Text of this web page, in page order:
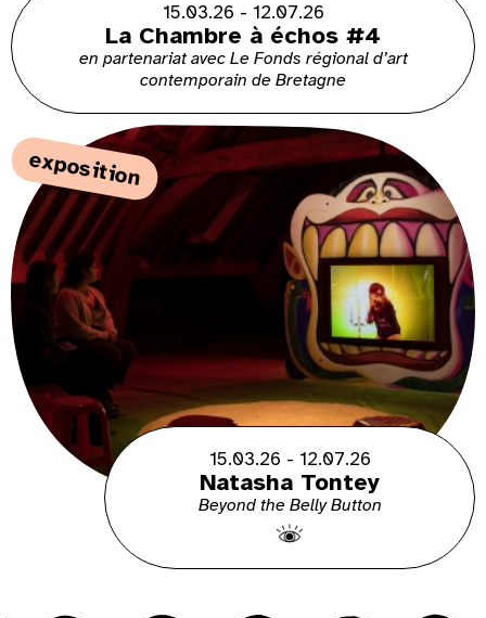
15.03.26 - 12.07.26
La Chambre à échos #4
en partenariat avec Le Fonds régional d’art
contemporain de Bretagne
exposition
15.03.26 - 12.07.26
Natasha Tontey
Beyond the Belly Button